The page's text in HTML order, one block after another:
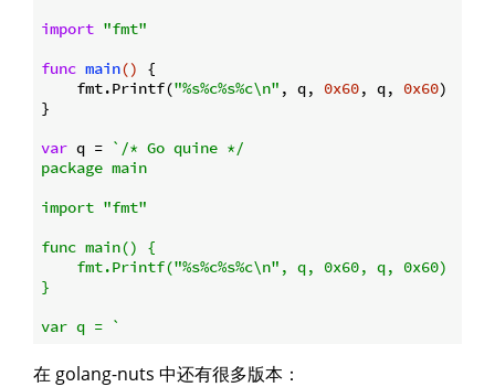
import "fmt"
func main()
{
    fmt.Printf(
"%s%c%s%c\n" , q, 0x60, q, 0x60)
}
var q = `/* Go quine */
package main
import "fmt"
func main() {
    fmt.Printf("%s%c%s%c\n", q, 0x60, q, 0x60)
}
var q = `
在 golang-nuts 中还有很多版本：